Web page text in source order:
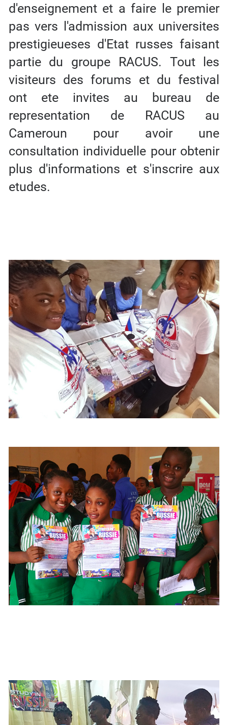
d'enseignement et a faire le premier
pas vers l'admission aux universites
prestigieueses d'Etat russes faisant
partie du groupe RACUS. Tout les
visiteurs des forums et du festival
ont ete invites au bureau de
representation de RACUS au
Cameroun pour avoir une
consultation individuelle pour obtenir
plus d'informations et s'inscrire aux
etudes.